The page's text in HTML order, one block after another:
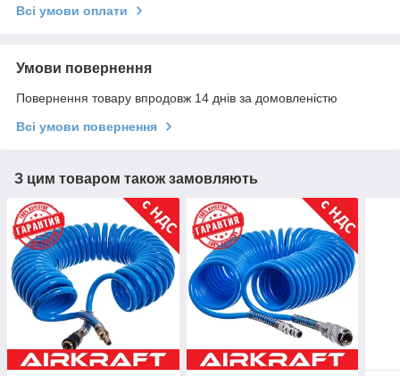
Всі умови оплати
Умови повернення
Повернення товару впродовж 14 днів за домовленістю
Всі умови повернення
З цим товаром також замовляють